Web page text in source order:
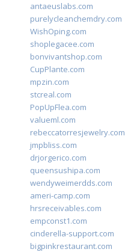
antaeuslabs.com
purelycleanchemdry.com
WishOping.com
shoplegacee.com
bonvivantshop.com
CupPlante.com
mpzin.com
stcreal.com
PopUpFlea.com
valueml.com
rebeccatorresjewelry.com
jmpbliss.com
drjorgerico.com
queensushipa.com
wendyweimerdds.com
ameri-camp.com
hrsreceivables.com
empconst1.com
cinderella-support.com
bigpinkrestaurant.com